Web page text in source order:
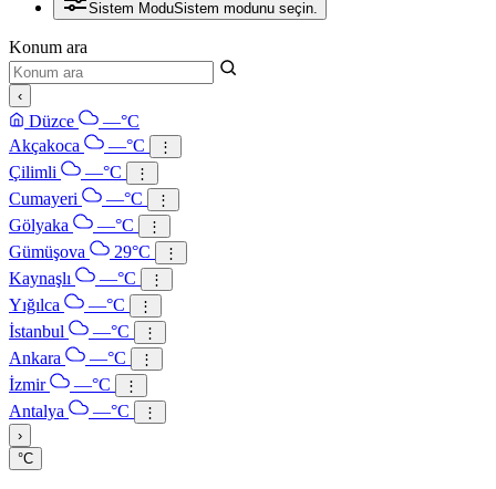
Sistem ModuSistem modunu seçin.
Konum ara
‹
Düzce
—°C
Akçakoca
—°C ⋮
Çilimli —°C ⋮
Cumayeri —°C ⋮
Gölyaka —°C ⋮
Gümüşova 29°C ⋮
Kaynaşlı —°C ⋮
Yığılca —°C ⋮
İstanbul —°C ⋮
Ankara —°C ⋮
İzmir —°C ⋮
Antalya —°C
⋮
›
°C